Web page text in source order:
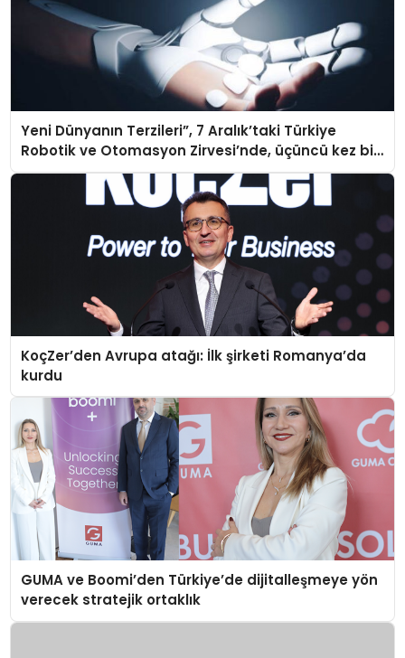
Yeni Dünyanın Terzileri”, 7 Aralık’taki Türkiye
Robotik ve Otomasyon Zirvesi’nde, üçüncü kez bir
araya geliyor
KoçZer’den Avrupa atağı: İlk şirketi Romanya’da
kurdu
GUMA ve Boomi’den Türkiye’de dijitalleşmeye yön
verecek stratejik ortaklık